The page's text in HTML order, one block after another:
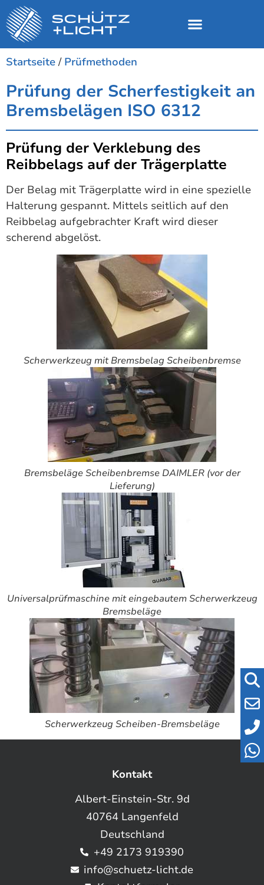
Startseite/ Prüfmethoden
Prüfung der Scherfestigkeit an
Bremsbelägen ISO 6312
Prüfung der Verklebung des
Reibbelags auf der Trägerplatte
Der Belag mit Trägerplatte wird in eine spezielle
Halterung gespannt. Mittels seitlich auf den
Reibbelag aufgebrachter Kraft wird dieser
scherend abgelöst.
Scherwerkzeug mit Bremsbelag Scheibenbremse
Bremsbeläge Scheibenbremse DAIMLER (vor der
Lieferung)
Universalprüfmaschine mit eingebautem Scherwerkzeug
Bremsbeläge
Scherwerkzeug Scheiben-Bremsbeläge
Kontakt
Albert-Einstein-Str. 9d
40764 Langenfeld
Deutschland
+49 2173 919390
info@schuetz-licht.de